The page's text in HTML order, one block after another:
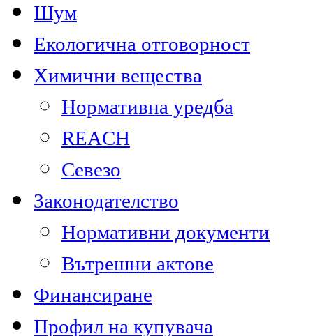
Шум
Екологична отговорност
Химични вещества
Нормативна уредба
REACH
Севезо
Законодателство
Нормативни документи
Вътрешни актове
Финансиране
Профил на купувача